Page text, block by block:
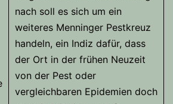
nach soll es sich um ein
weiteres Menninger Pestkreuz
handeln, ein Indiz dafür, dass
der Ort in der frühen Neuzeit
von der Pest oder
vergleichbaren Epidemien doch